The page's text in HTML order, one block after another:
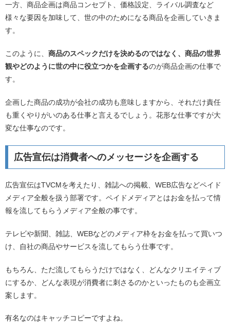
一方、商品企画は商品コンセプト、価格設定、ライバル調査など
様々な要因を加味して、世の中のためになる商品を企画していきま
す。
このように、 商品のスペックだけを決めるのではなく、商品の世界
観やどのように世の中に役立つかを企画するのが商品企画の仕事で
す。
企画した商品の成功が会社の成功も意味しますから、それだけ責任
も重くやりがいのある仕事と言えるでしょう。花形な仕事ですが大
変な仕事なのです。
広告宣伝は消費者へのメッセージを企画する
広告宣伝はTVCMを考えたり、雑誌への掲載、WEB広告などペイド
メディア全般を扱う部署です。ペイドメディアとはお金を払って情
報を流してもらうメディア全般の事です。
テレビや新聞、雑誌、WEBなどのメディア枠をお金を払って買いつ
け、自社の商品やサービスを流してもらう仕事です。
もちろん、ただ流してもらうだけではなく、どんなクリエイティブ
にするか、どんな表現が消費者に刺さるのかといったものも企画立
案します。
有名なのはキャッチコピーですよね。